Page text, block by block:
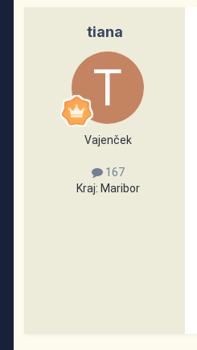
tiana
Vajenček
167
Kraj: Maribor